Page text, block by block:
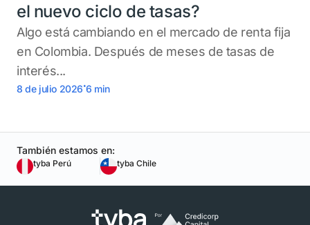
el nuevo ciclo de tasas?
Algo está cambiando en el mercado de renta fija
en Colombia. Después de meses de tasas de
interés...
8 de julio 2026.6 min
También estamos en:
tyba Perú tyba Chile